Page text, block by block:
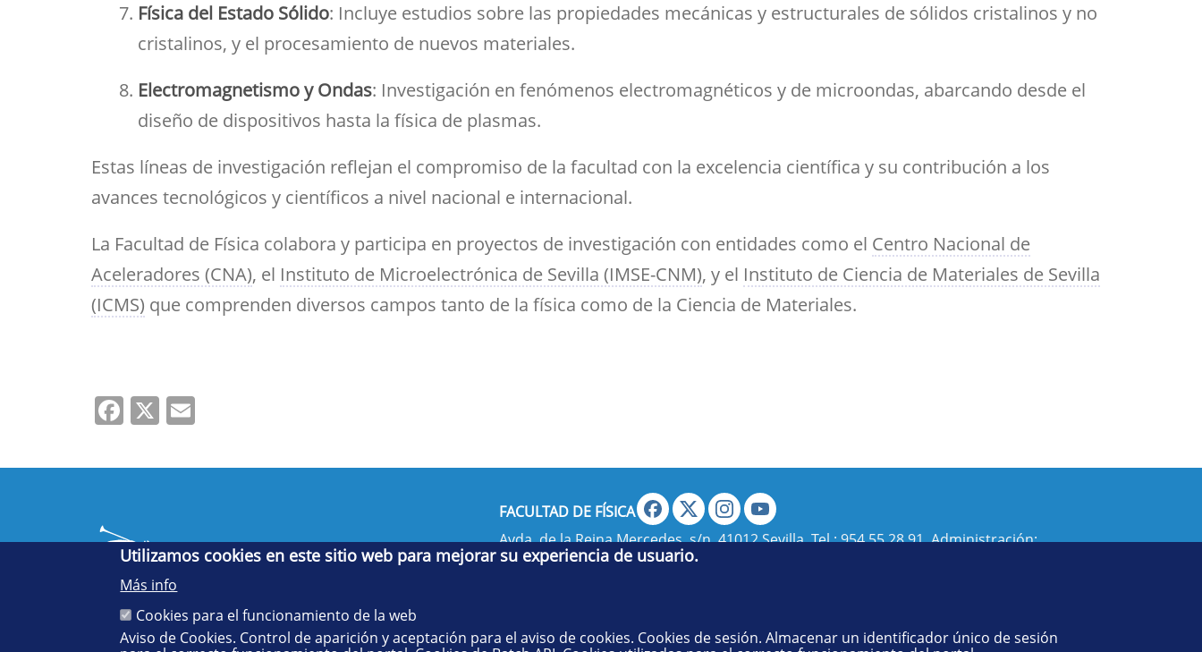
Física del Estado Sólido: Incluye estudios sobre las propiedades mecánicas y estructurales de sólidos cristalinos y no
cristalinos, y el procesamiento de nuevos materiales.
Electromagnetismo y Ondas: Investigación en fenómenos electromagnéticos y de microondas, abarcando desde el
diseño de dispositivos hasta la física de plasmas.
Estas líneas de investigación reflejan el compromiso de la facultad con la excelencia científica y su contribución a los
avances tecnológicos y científicos a nivel nacional e internacional.
La Facultad de Física colabora y participa en proyectos de investigación con entidades como el Centro Nacional de
Aceleradores (CNA), el Instituto de Microelectrónica de Sevilla (IMSE-CNM), y el Instituto de Ciencia de Materiales de Sevilla
(ICMS) que comprenden diversos campos tanto de la física como de la Ciencia de Materiales.
Facebook
X
Cinco siglos
FACULTAD DE FÍSICA
Avda. de la Reina Mercedes, s/n. 41012 Sevilla. Tel.:954 55 28 91. Administración:
administradorfisica@us.es- Secretaría:
Utilizamos cookies en este sitio web para mejorar su experiencia de usuario.
Más info
Cookies para el funcionamiento de la web
Aviso de Cookies. Control de aparición y aceptación para el aviso de cookies. Cookies de sesión. Almacenar un identificador único de sesión